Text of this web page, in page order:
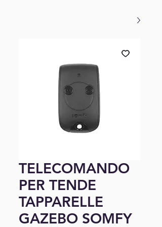
TELECOMANDO
PER TENDE
TAPPARELLE
GAZEBO SOMFY